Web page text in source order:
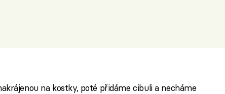
na kostky, poté přidáme cibuli a necháme